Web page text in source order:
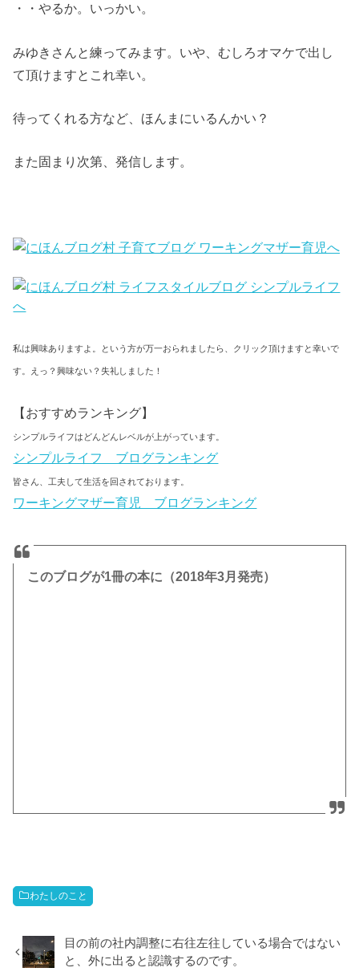
・・やるか。いっかい。
みゆきさんと練ってみます。いや、むしろオマケで出し
て頂けますとこれ幸い。
待ってくれる方など、ほんまにいるんかい？
また固まり次第、発信します。
私は興味ありますよ。という方が万一おられましたら、クリック頂けますと幸いで
す。えっ？興味ない？失礼しました！
【おすすめランキング】
シンプルライフはどんどんレベルが上がっています。
シンプルライフ ブログランキング
皆さん、工夫して生活を回されております。
ワーキングマザー育児 ブログランキング
このブログが1冊の本に （2018年3月発売）
わたしのこと
目の前の社内調整に右往左往している場合ではない
と、外に出ると認識するのです。